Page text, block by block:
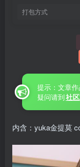
打包方式
提示：文章
疑问请到社
内含：yuka金提莫